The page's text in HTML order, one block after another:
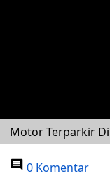
Motor Terparkir
0 Komentar